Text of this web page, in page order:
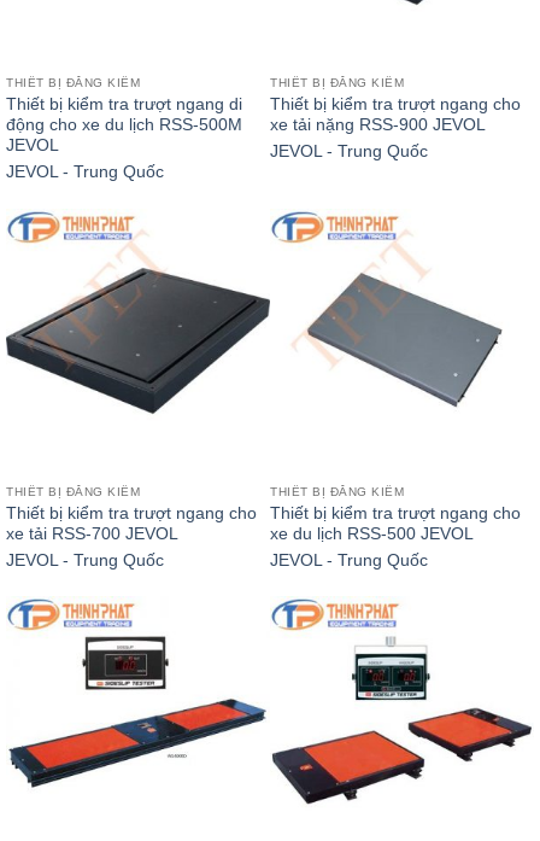
THIẾT BỊ ĐĂNG KIỂM
Thiết bị kiểm tra trượt ngang di
động cho xe du lịch RSS-500M
JEVOL
JEVOL - Trung Quốc
THIẾT BỊ ĐĂNG KIỂM
Thiết bị kiểm tra trượt ngang cho
xe tải nặng RSS-900 JEVOL
JEVOL - Trung Quốc
THIẾT BỊ ĐĂNG KIỂM
Thiết bị kiểm tra trượt ngang cho
xe tải RSS-700 JEVOL
JEVOL - Trung Quốc
THIẾT BỊ ĐĂNG KIỂM
Thiết bị kiểm tra trượt ngang cho
xe du lịch RSS-500 JEVOL
JEVOL - Trung Quốc